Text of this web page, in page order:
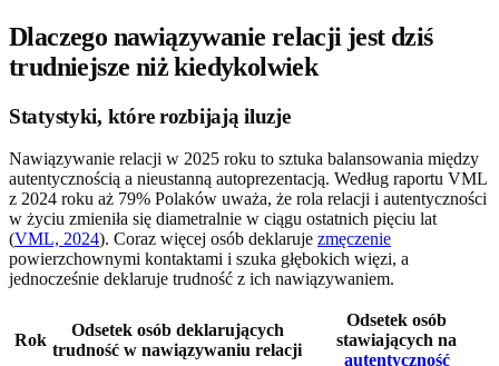
Dlaczego nawiązywanie relacji jest dziś
trudniejsze niż kiedykolwiek
Statystyki, które rozbijają iluzje
Nawiązywanie relacji w 2025 roku to sztuka balansowania między
autentycznością a nieustanną autoprezentacją. Według raportu VML
z 2024 roku aż 79% Polaków uważa, że rola relacji i autentyczności
w życiu zmieniła się diametralnie w ciągu ostatnich pięciu lat
(VML, 2024). Coraz więcej osób deklaruje zmęczenie
powierzchownymi kontaktami i szuka głębokich więzi, a
jednocześnie deklaruje trudność z ich nawiązywaniem.
Rok
Odsetek osób deklarujących
trudność w nawiązywaniu relacji
Odsetek osób
stawiających na
autentyczność